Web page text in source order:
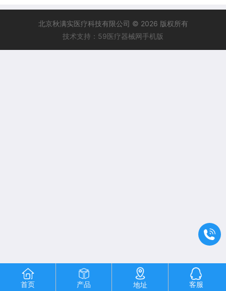
北京秋满实医疗科技有限公司 © 2026 版权所有
技术支持：59医疗器械网手机版
首页 产品 地址 客服